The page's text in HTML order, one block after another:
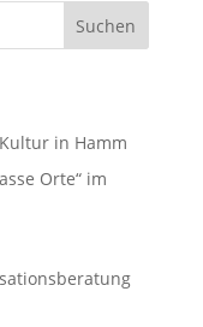
Suchen
in Hamm
Orte“ im